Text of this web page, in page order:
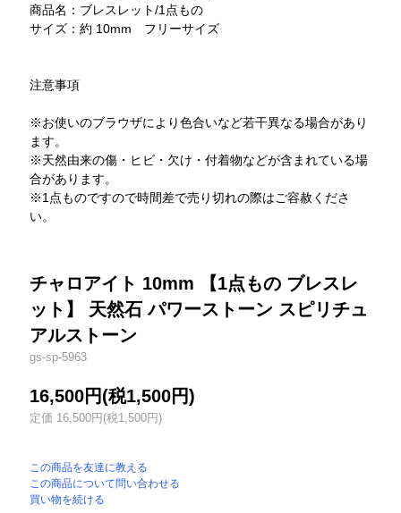
商品名：ブレスレット/1点もの
サイズ：約 10mm フリーサイズ
注意事項
※お使いのブラウザにより色合いなど若干異なる場合があり
ます。
※天然由来の傷・ヒビ・欠け・付着物などが含まれている場
合があります。
※1点ものですので時間差で売り切れの際はご容赦くださ
い。
チャロアイト 10mm 【1点もの ブレスレ
ット】 天然石 パワーストーン スピリチュ
アルストーン
gs-sp-5963
16,500円(税1,500円)
定価 16,500円(税1,500円)
この商品を友達に教える
この商品について問い合わせる
買い物を続ける